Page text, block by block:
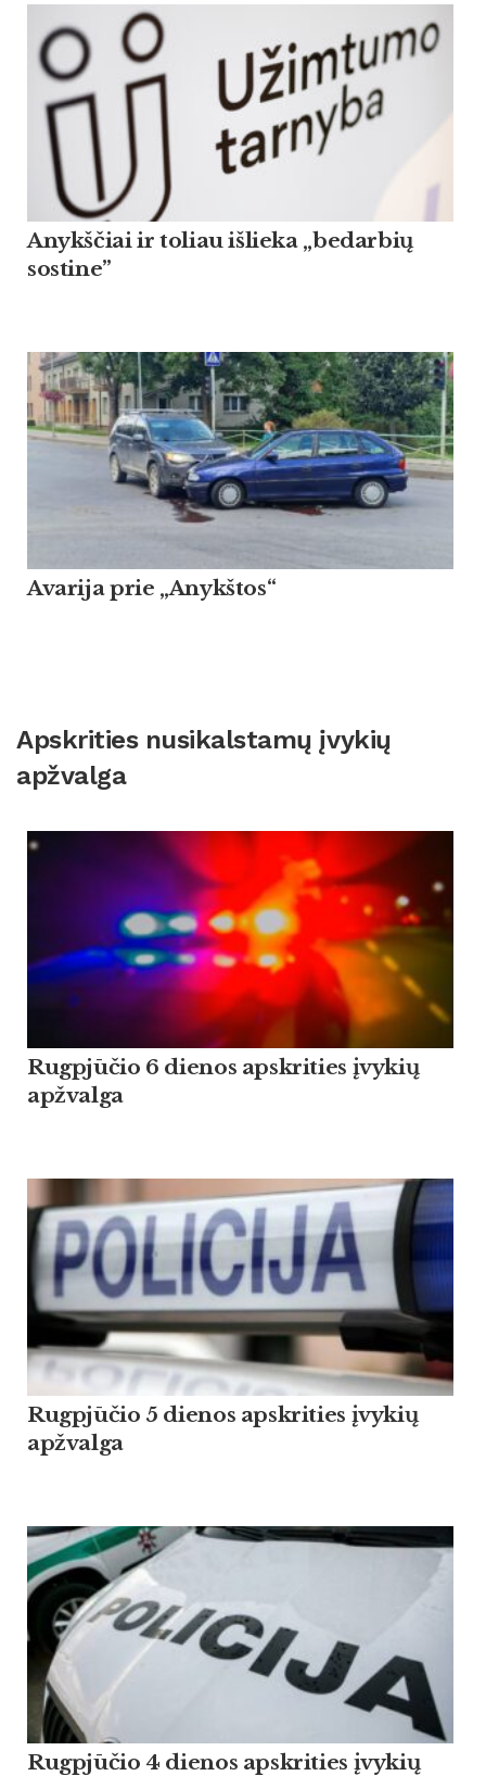
Anykščiai ir toliau išlieka „bedarbių
sostine”
Avarija prie „Anykštos“
Apskrities nusikalstamų įvykių
apžvalga
Rugpjūčio 6 dienos apskrities įvykių
apžvalga
Rugpjūčio 5 dienos apskrities įvykių
apžvalga
Rugpjūčio 4 dienos apskrities įvykių